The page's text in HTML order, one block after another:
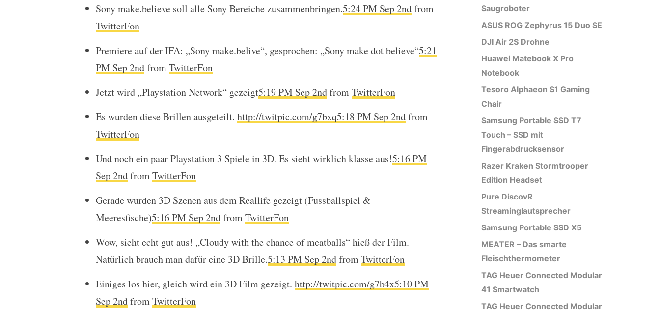
Sony make.believe soll alle Sony Bereiche zusammenbringen.5:24 PM Sep 2nd from
TwitterFon
Premiere auf der IFA: „Sony make.belive“, gesprochen: „Sony make dot believe“5:21
PM Sep 2nd fromTwitterFon
Jetzt wird „Playstation Network“ gezeigt5:19 PM Sep 2nd fromTwitterFon
Es wurden diese Brillen ausgeteilt. http://twitpic.com/g7bxq5:18 PM Sep 2nd from
TwitterFon
Und noch ein paar Playstation 3 Spiele in 3D. Es sieht wirklich klasse aus!5:16 PM
Sep 2nd fromTwitterFon
Gerade wurden 3D Szenen aus dem Reallife gezeigt (Fussballspiel &
Meeresfische)5:16 PM Sep 2nd fromTwitterFon
Wow, sieht echt gut aus! „Cloudy with the chance of meatballs“ hieß der Film.
Natürlich brauch man dafür eine 3D Brille.5:13 PM Sep 2nd fromTwitterFon
Einiges los hier, gleich wird ein 3D Film gezeigt. http://twitpic.com/g7b4x5:10 PM
Sep 2nd fromTwitterFon
Saugroboter
ASUS ROG Zephyrus 15 Duo SE
DJI Air 2S Drohne
Huawei Matebook X Pro
Notebook
Tesoro Alphaeon S1 Gaming
Chair
Samsung Portable SSD T7
Touch – SSD mit
Fingerabdrucksensor
Razer Kraken Stormtrooper
Edition Headset
Pure DiscovR
Streaminglautsprecher
Samsung Portable SSD X5
MEATER – Das smarte
Fleischthermometer
TAG Heuer Connected Modular
41 Smartwatch
TAG Heuer Connected Modular